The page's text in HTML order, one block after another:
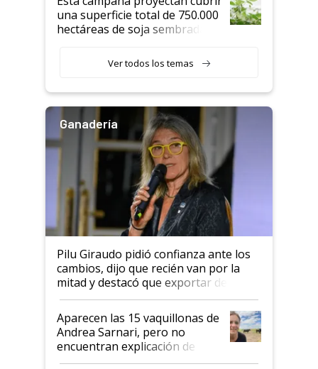
una superficie total de 750.000
hectáreas de soja sembradas
variedades que marcan un
salto tecnológico en genética y
Ver todos los temas
Ganadería
Pilu Giraudo pidió confianza ante los
cambios, dijo que recién van por la
mitad y destacó que exportar dejó de
ser "para unos pocos": "Tenemos un
mandato muy claro del gobierno
nacional"
Aparecen las 15 vaquillonas de
Andrea Sarnari, pero no
encuentran explicación de
cómo llegaron allí